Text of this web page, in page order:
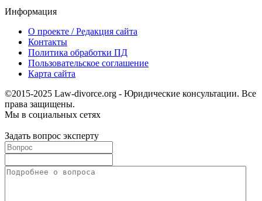
Информация
О проекте / Редакция сайта
Контакты
Политика обработки ПД
Пользовательское соглашение
Карта сайта
©2015-2025 Law-divorce.org - Юридические консультации. Все
права защищены.
Мы в социальных сетях
Задать вопрос эксперту